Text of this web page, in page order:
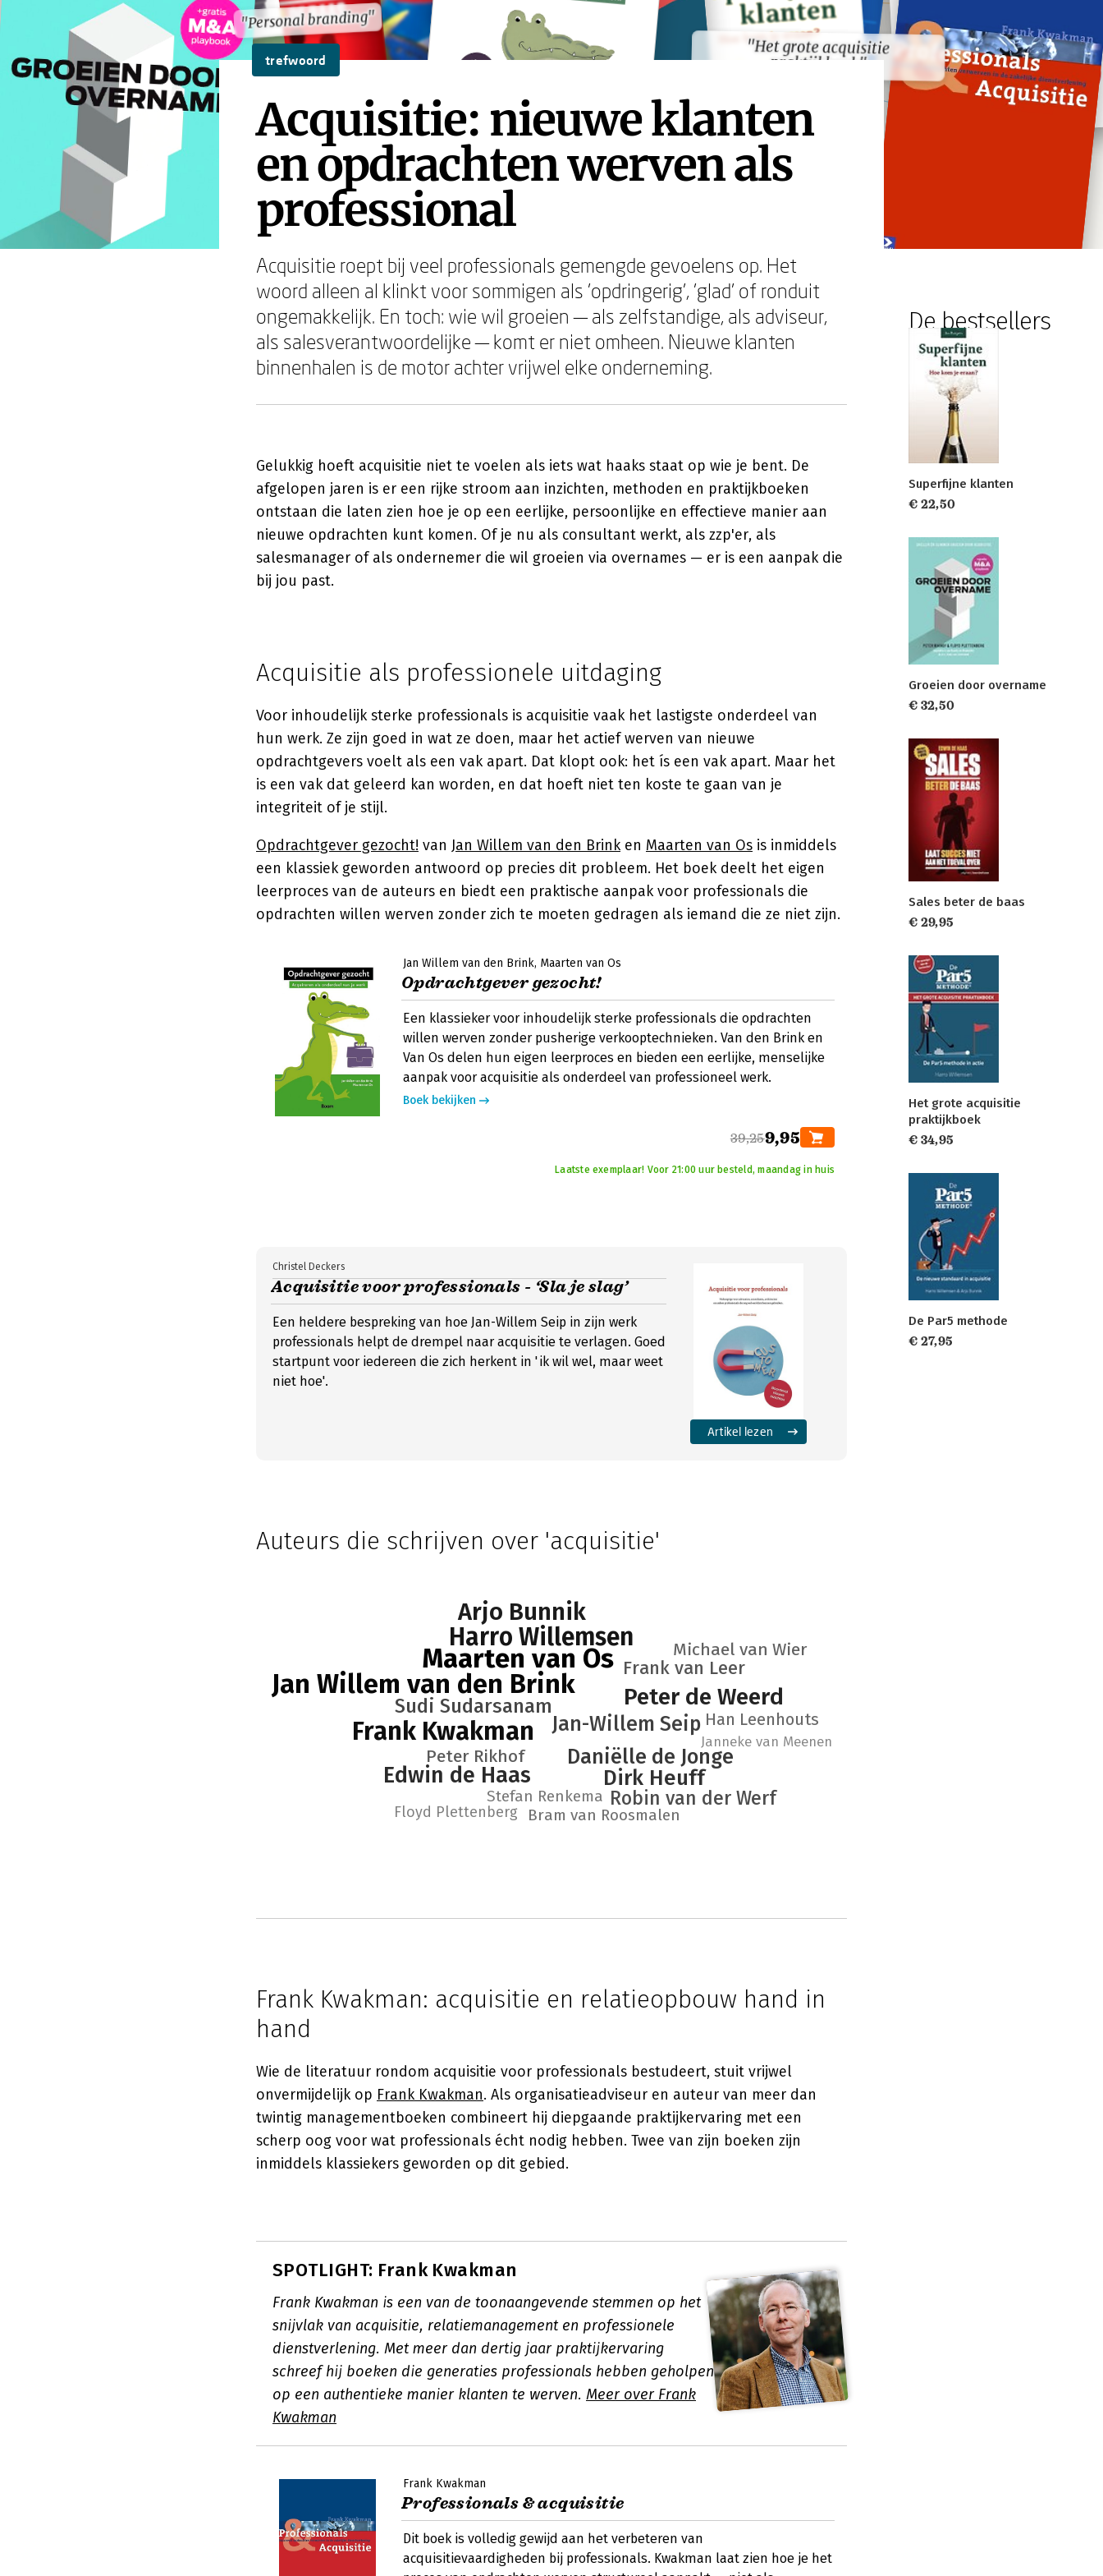
"Personal branding"
"Het grote acquisitie
praktijkboek"
"Personal branding"
"Het grote acquisitie
praktijkboek"
trefwoord
Acquisitie: nieuwe klanten
en opdrachten werven als
professional
Acquisitie roept bij veel professionals gemengde gevoelens op. Het
woord alleen al klinkt voor sommigen als 'opdringerig', 'glad' of ronduit
ongemakkelijk. En toch: wie wil groeien — als zelfstandige, als adviseur,
als salesverantwoordelijke — komt er niet omheen. Nieuwe klanten
binnenhalen is de motor achter vrijwel elke onderneming.
Gelukkig hoeft acquisitie niet te voelen als iets wat haaks staat op wie je bent. De
afgelopen jaren is er een rijke stroom aan inzichten, methoden en praktijkboeken
ontstaan die laten zien hoe je op een eerlijke, persoonlijke en effectieve manier aan
nieuwe opdrachten kunt komen. Of je nu als consultant werkt, als zzp'er, als
salesmanager of als ondernemer die wil groeien via overnames — er is een aanpak die
bij jou past.
Acquisitie als professionele uitdaging
Voor inhoudelijk sterke professionals is acquisitie vaak het lastigste onderdeel van
hun werk. Ze zijn goed in wat ze doen, maar het actief werven van nieuwe
opdrachtgevers voelt als een vak apart. Dat klopt ook: het ís een vak apart. Maar het
is een vak dat geleerd kan worden, en dat hoeft niet ten koste te gaan van je
integriteit of je stijl.
Opdrachtgever gezocht! van Jan Willem van den Brinken Maarten van Os is inmiddels
een klassiek geworden antwoord op precies dit probleem. Het boek deelt het eigen
leerproces van de auteurs en biedt een praktische aanpak voor professionals die
opdrachten willen werven zonder zich te moeten gedragen als iemand die ze niet zijn.
Jan Willem van den Brink Maarten van Os
Opdrachtgever gezocht!
Een klassieker voor inhoudelijk sterke professionals die opdrachten
willen werven zonder pusherige verkooptechnieken. Van den Brink en
Van Os delen hun eigen leerproces en bieden een eerlijke, menselijke
aanpak voor acquisitie als onderdeel van professioneel werk.
Boek bekijken
39,259,95
Laatste exemplaar! Voor 21:00 uur besteld, maandag in huis
Acquisitie voor professionals - ‘Sla je slag’
Christel Deckers
Een heldere bespreking van hoe Jan-Willem Seip in zijn werk
professionals helpt de drempel naar acquisitie te verlagen. Goed
startpunt voor iedereen die zich herkent in 'ik wil wel, maar weet
niet hoe'.
Artikel lezen
Auteurs die schrijven over 'acquisitie'
Maarten van Os
Jan Willem van den Brink
Frank Kwakman
Harro Willemsen
Arjo Bunnik
Peter de Weerd
Edwin de Haas Dirk Heuff
Daniëlle de Jonge
Jan-Willem Seip
Sudi Sudarsanam
Robin van der Werf
Frank van Leer
Peter Rikhof
Michael van Wier
Han Leenhouts
Bram van Roosmalen
Stefan Renkema
Floyd Plettenberg
Janneke van Meenen
Frank Kwakman: acquisitie en relatieopbouw hand in
hand
Wie de literatuur rondom acquisitie voor professionals bestudeert, stuit vrijwel
onvermijdelijk op Frank Kwakman. Als organisatieadviseur en auteur van meer dan
twintig managementboeken combineert hij diepgaande praktijkervaring met een
scherp oog voor wat professionals écht nodig hebben. Twee van zijn boeken zijn
inmiddels klassiekers geworden op dit gebied.
SPOTLIGHT: Frank Kwakman
Frank Kwakman is een van de toonaangevende stemmen op het
snijvlak van acquisitie, relatiemanagement en professionele
dienstverlening. Met meer dan dertig jaar praktijkervaring
schreef hij boeken die generaties professionals hebben geholpen
op een authentieke manier klanten te werven. Meer over Frank
Kwakman
Frank Kwakman
Professionals & acquisitie
Dit boek is volledig gewijd aan het verbeteren van
acquisitievaardigheden bij professionals. Kwakman laat zien hoe je het
De bestsellers
Superfijne klanten
€ 22,50
Groeien door overname
€ 32,50
Sales beter de baas
€ 29,95
Het grote acquisitie
praktijkboek
€ 34,95
De Par5 methode
€ 27,95